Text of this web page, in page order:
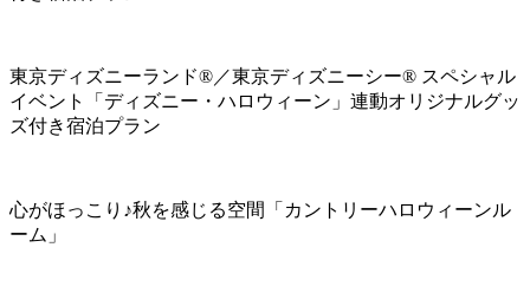
東京ディズニーランド®／東京ディズニーシー® スペシャル
イベント「ディズニー・ハロウィーン」連動オリジナルグッ
ズ付き宿泊プラン
心がほっこり♪秋を感じる空間「カントリーハロウィーンル
ーム」